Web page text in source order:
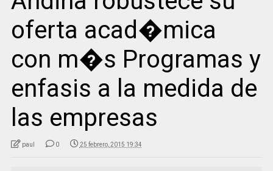
oferta acad�mica
con m�s Programas y
enfasis a la medida de
las empresas
paul 0 25 febrero, 2015 19:34